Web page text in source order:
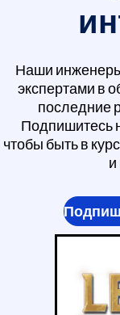
Наши
экспертами в
последние
Подпишитесь
чтобы быть в
и